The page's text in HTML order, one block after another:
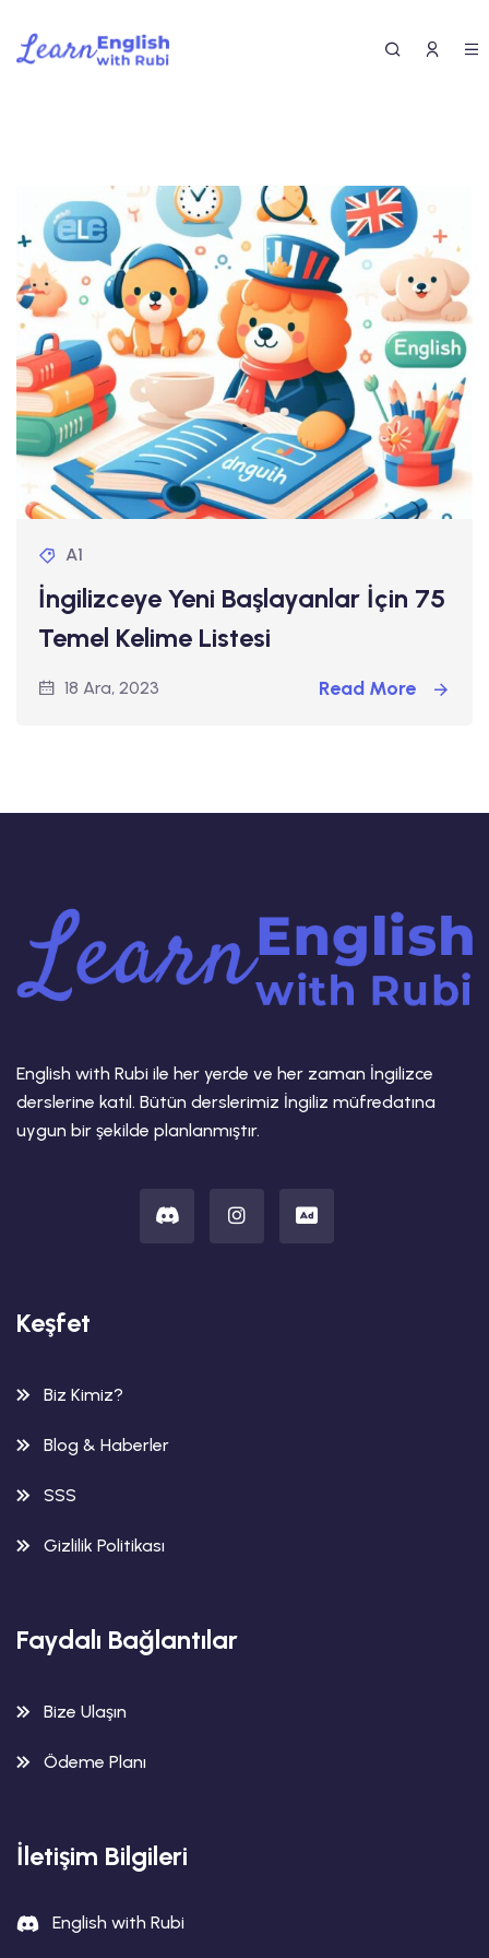
A1
İngilizceye Yeni Başlayanlar İçin 75
Temel Kelime Listesi
18 Ara, 2023 Read More
English with Rubi ile her yerde ve her zaman İngilizce
derslerine katıl. Bütün derslerimiz İngiliz müfredatına
uygun bir şekilde planlanmıştır.
Keşfet
Biz Kimiz?
Blog & Haberler
SSS
Gizlilik Politikası
Faydalı Bağlantılar
Bize Ulaşın
Ödeme Planı
İletişim Bilgileri
English with Rubi